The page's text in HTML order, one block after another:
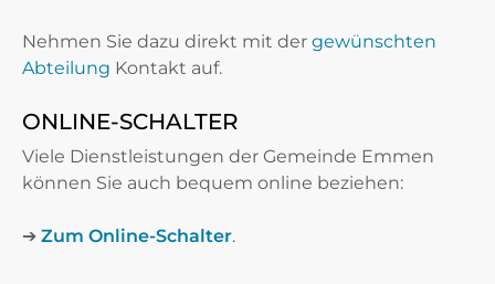
Nehmen Sie dazu direkt mit der gewünschten
Abteilung Kontakt auf.
ONLINE-SCHALTER
Viele Dienstleistungen der Gemeinde Emmen
können Sie auch bequem online beziehen:
➔ Zum Online-Schalter.